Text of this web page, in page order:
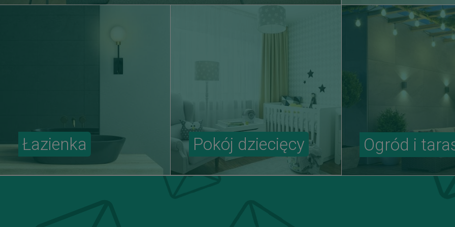
Ogród i
Łazienka Pokój dziecięcy